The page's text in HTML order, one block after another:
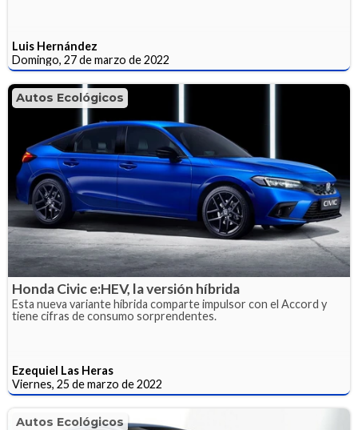
Luis Hernández
Domingo, 27 de marzo de 2022
Autos Ecológicos
Honda Civic e:HEV, la versión híbrida
Esta nueva variante híbrida comparte impulsor con el Accord y
tiene cifras de consumo sorprendentes.
Ezequiel Las Heras
Viernes, 25 de marzo de 2022
Autos Ecológicos